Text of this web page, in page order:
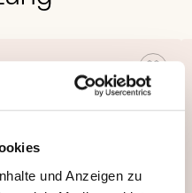
und Anzeigen zu